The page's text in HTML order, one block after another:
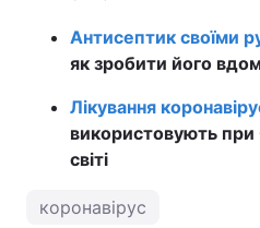
Антисептик своїми
як зробити його
Лікування
використовують при
світі
коронавірус